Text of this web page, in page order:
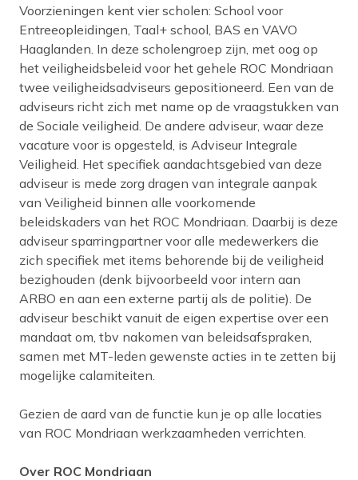
Voorzieningen kent vier scholen: School voor
Entreeopleidingen, Taal+ school, BAS en VAVO
Haaglanden. In deze scholengroep zijn, met oog op
het veiligheidsbeleid voor het gehele ROC Mondriaan
twee veiligheidsadviseurs gepositioneerd. Een van de
adviseurs richt zich met name op de vraagstukken van
de Sociale veiligheid. De andere adviseur, waar deze
vacature voor is opgesteld, is Adviseur Integrale
Veiligheid. Het specifiek aandachtsgebied van deze
adviseur is mede zorg dragen van integrale aanpak
van Veiligheid binnen alle voorkomende
beleidskaders van het ROC Mondriaan. Daarbij is deze
adviseur sparringpartner voor alle medewerkers die
zich specifiek met items behorende bij de veiligheid
bezighouden (denk bijvoorbeeld voor intern aan
ARBO en aan een externe partij als de politie). De
adviseur beschikt vanuit de eigen expertise over een
mandaat om, tbv nakomen van beleidsafspraken,
samen met MT-leden gewenste acties in te zetten bij
mogelijke calamiteiten.
Gezien de aard van de functie kun je op alle locaties
van ROC Mondriaan werkzaamheden verrichten.
Over ROC Mondriaan